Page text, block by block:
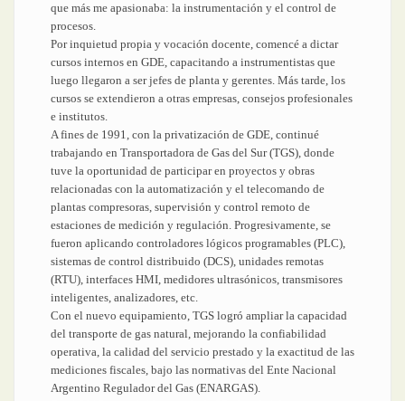
que más me apasionaba: la instrumentación y el control de
procesos.
Por inquietud propia y vocación docente, comencé a dictar
cursos internos en GDE, capacitando a instrumentistas que
luego llegaron a ser jefes de planta y gerentes. Más tarde, los
cursos se extendieron a otras empresas, consejos profesionales
e institutos.
A fines de 1991, con la privatización de GDE, continué
trabajando en Transportadora de Gas del Sur (TGS), donde
tuve la oportunidad de participar en proyectos y obras
relacionadas con la automatización y el telecomando de
plantas compresoras, supervisión y control remoto de
estaciones de medición y regulación. Progresivamente, se
fueron aplicando controladores lógicos programables (PLC),
sistemas de control distribuido (DCS), unidades remotas
(RTU), interfaces HMI, medidores ultrasónicos, transmisores
inteligentes, analizadores, etc.
Con el nuevo equipamiento, TGS logró ampliar la capacidad
del transporte de gas natural, mejorando la confiabilidad
operativa, la calidad del servicio prestado y la exactitud de las
mediciones fiscales, bajo las normativas del Ente Nacional
Argentino Regulador del Gas (ENARGAS).